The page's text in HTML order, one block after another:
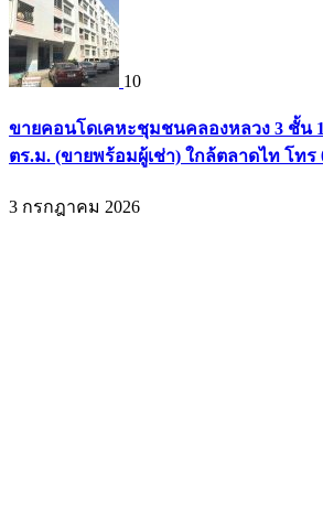
10
ขายคอนโดเคหะชุมชนคลองหลวง 3 ชั้น
ตร.ม. (ขายพร้อมผู้เช่า) ใกล้ตลาดไท โทร
3 กรกฎาคม 2026